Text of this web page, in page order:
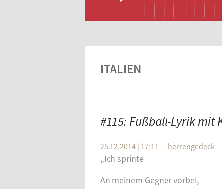
ITALIEN
#115: Fußball-Lyrik mit
25.12.2014 | 17:11 — herrengedeck
„Ich sprinte
An meinem Gegner vorbei,